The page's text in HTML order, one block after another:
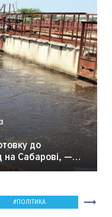
до
на Сабарові, —
ПОЛІТИКА